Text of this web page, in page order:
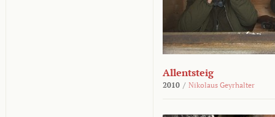
Allentsteig
2010 / Nikolaus Geyrhalter